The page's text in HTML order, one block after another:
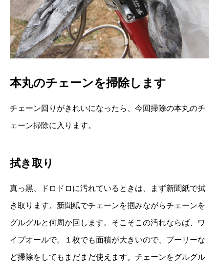
本丸のチェーンを掃除します
チェーン回りがきれいになったら、今回掃除の本丸のチ
ェーン掃除に入ります。
拭き取り
真っ黒、ドロドロに汚れているときは、まず新聞紙で拭
き取ります。新聞紙でチェーンを掴みながらチェーンを
グルグルと何周か回します。そこそこの汚れならば、ワ
イプオールで。１枚でも面積が大きいので、プーリーな
ど掃除をしてもまだまだ使えます。チェーンをグルグル